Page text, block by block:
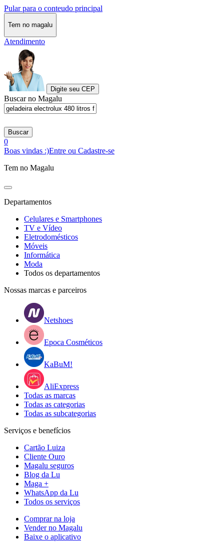
Pular para o conteudo principal
Tem no magalu
Atendimento
Digite seu CEP
Buscar no Magalu
Buscar
0
Boas vindas :)Entre ou Cadastre-se
Tem no Magalu
Departamentos
Celulares e Smartphones
TV e Vídeo
Eletrodomésticos
Móveis
Informática
Moda
Todos os departamentos
Nossas marcas e parceiros
Netshoes
Epoca Cosméticos
KaBuM!
AliExpress
Todas as marcas
Todas as categorias
Todas as subcategorias
Serviços e benefícios
Cartão Luiza
Cliente Ouro
Magalu seguros
Blog da Lu
Maga +
WhatsApp da Lu
Todos os serviços
Comprar na loja
Vender no Magalu
Baixe o aplicativo